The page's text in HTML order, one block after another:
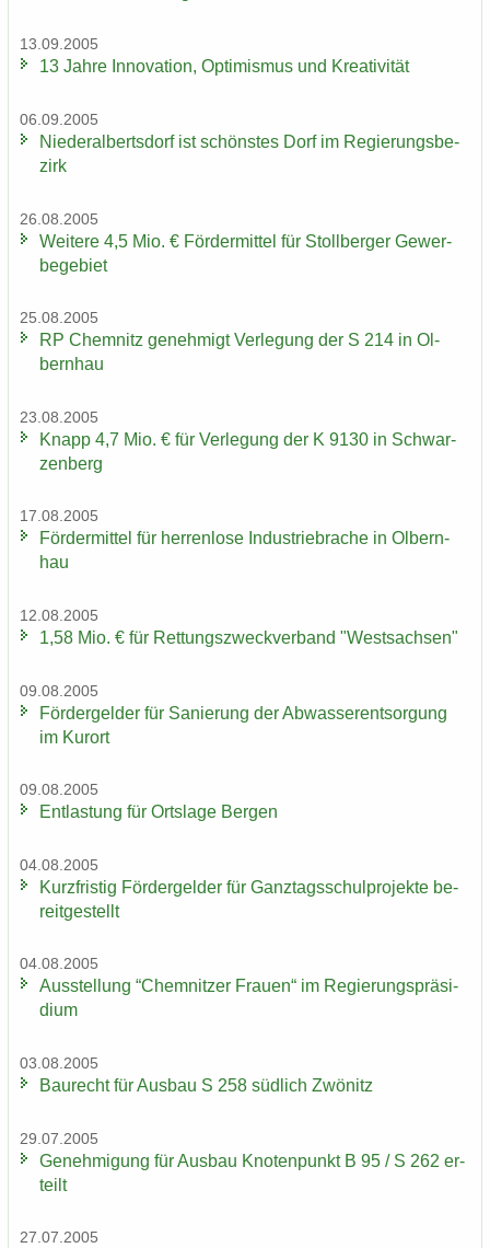
13.09.2005
13 Jahre In­no­va­ti­on, Op­ti­mis­mus und Krea­ti­vi­tät
06.09.2005
Nie­der­al­berts­dorf ist schöns­tes Dorf im Re­gie­rungs­be­
zirk
26.08.2005
Wei­te­re 4,5 Mio. € För­der­mit­tel für Stoll­ber­ger Ge­wer­
be­ge­biet
25.08.2005
RP Chem­nitz ge­neh­migt Ver­le­gung der S 214 in Ol­
bern­hau
23.08.2005
Knapp 4,7 Mio. € für Ver­le­gung der K 9130 in Schwar­
zen­berg
17.08.2005
För­der­mit­tel für her­ren­lo­se In­dus­trie­bra­che in Ol­bern­
hau
12.08.2005
1,58 Mio. € für Ret­tungs­zweck­ver­band "West­sach­sen"
09.08.2005
För­der­gel­der für Sa­nie­rung der Ab­was­ser­ent­sor­gung
im Kur­ort
09.08.2005
Ent­las­tung für Orts­la­ge Ber­gen
04.08.2005
Kurz­fris­tig För­der­gel­der für Ganz­tags­schul­pro­jek­te be­
reit­ge­stellt
04.08.2005
Aus­stel­lung “Chem­nit­zer Frau­en“ im Re­gie­rungs­prä­si­
di­um
03.08.2005
Bau­recht für Aus­bau S 258 süd­lich Zwö­nitz
29.07.2005
Ge­neh­mi­gung für Aus­bau Kno­ten­punkt B 95 / S 262 er­
teilt
27.07.2005